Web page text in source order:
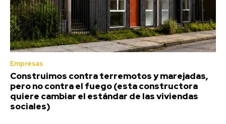
Empresas
Construimos contra terremotos y marejadas,
pero no contra el fuego (esta constructora
quiere cambiar el estándar de las viviendas
sociales)